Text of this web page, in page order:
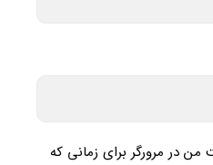
من در مرورگر برای زمانی که